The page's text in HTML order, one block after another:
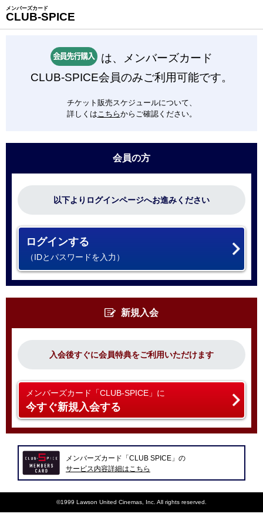
メンバーズカード
CLUB-SPICE
は、メンバーズカード
CLUB-SPICE会員のみご利用可能です。
チケット販売スケジュールについて、
詳しくはこちらからご確認ください。
会員の方
以下よりログインページへお進みください
ログインする
（IDとパスワードを入力）
新規入会
入会後すぐに会員特典をご利用いただけます
メンバーズカード「CLUB-SPICE」に
今すぐ新規入会する
メンバーズカード「CLUB SPICE」の
サービス内容詳細はこちら
©1999 Lawson United Cinemas, Inc. All rights reserved.